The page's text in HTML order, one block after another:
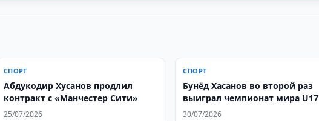
СПОРТ
Абдукодир Хусанов продлил
контракт с «Манчестер Сити»
25/07/2026
СПОРТ
Бунёд Хасанов во второй раз
выиграл чемпионат мира U17
30/07/2026